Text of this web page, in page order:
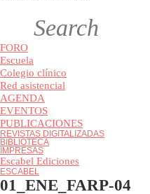
FORO
Escuela
Colegio clínico
Red asistencial
AGENDA
EVENTOS
PUBLICACIONES
REVISTAS DIGITALIZADAS
BIBLIOTECA
IMPRESAS
Escabel Ediciones
ESCABEL